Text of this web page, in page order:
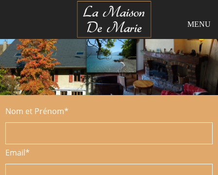
MENU
Nom et Prénom*
Email*
Panneau de gestion des cookies